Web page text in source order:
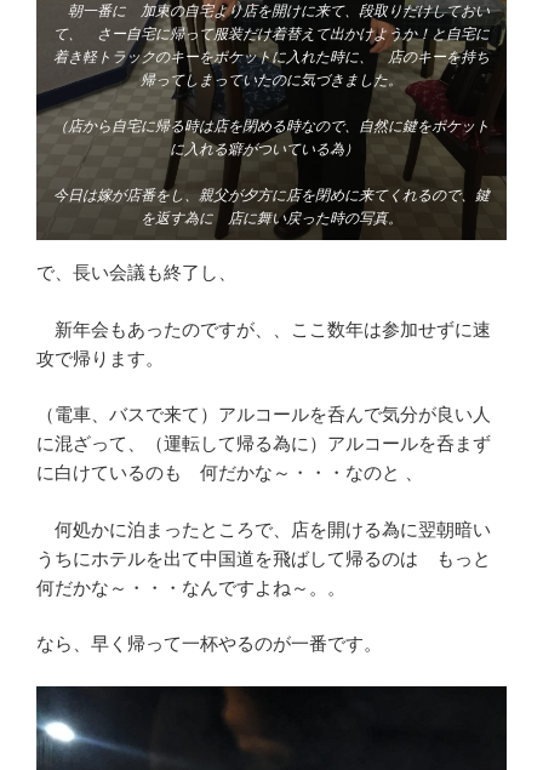
朝一番に 加東の自宅より店を開けに来て、段取りだけしておい
て、 さー自宅に帰って服装だけ着替えて出かけようか！と自宅に
着き軽トラックのキーをポケットに入れた時に、 店のキーを持ち
帰ってしまっていたのに気づきました。
（店から自宅に帰る時は店を閉める時なので、自然に鍵をポケット
に入れる癖がついている為）
今日は嫁が店番をし、親父が夕方に店を閉めに来てくれるので、鍵
を返す為に 店に舞い戻った時の写真。
で、長い会議も終了し、
新年会もあったのですが、、ここ数年は参加せずに速
攻で帰ります。
（電車、バスで来て）アルコールを呑んで気分が良い人
に混ざって、（運転して帰る為に）アルコールを呑まず
に白けているのも 何だかな～・・・なのと 、
何処かに泊まったところで、店を開ける為に翌朝暗い
うちにホテルを出て中国道を飛ばして帰るのは もっと
何だかな～・・・なんですよね～。。
なら、早く帰って一杯やるのが一番です。